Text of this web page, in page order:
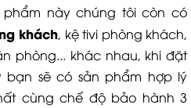
phẩm này chúng tôi còn có
khách, kệ tivi phòng khách,
phòng... khác nhau, khi đặt
sẽ có sản phẩm hợp lý
cùng chế độ bảo hành 3